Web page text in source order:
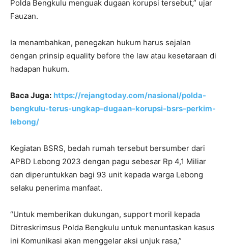
Polda Bengkulu menguak dugaan korupsi tersebut,” ujar
Fauzan.
Ia menambahkan, penegakan hukum harus sejalan
dengan prinsip equality before the law atau kesetaraan di
hadapan hukum.
Baca Juga: https://rejangtoday.com/nasional/polda-
bengkulu-terus-ungkap-dugaan-korupsi-bsrs-perkim-
lebong/
Kegiatan BSRS, bedah rumah tersebut bersumber dari
APBD Lebong 2023 dengan pagu sebesar Rp 4,1 Miliar
dan diperuntukkan bagi 93 unit kepada warga Lebong
selaku penerima manfaat.
“Untuk memberikan dukungan, support moril kepada
Ditreskrimsus Polda Bengkulu untuk menuntaskan kasus
ini Komunikasi akan menggelar aksi unjuk rasa,”